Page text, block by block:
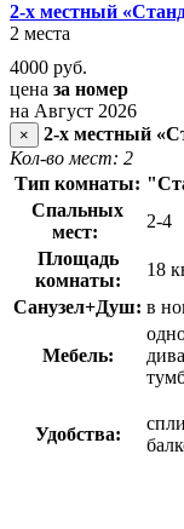
2-х местный
2 места
4000 руб.
цена за номер
на Август 2026
×
2-х местный
Кол-во мест: 2
Тип комнаты:
Спальных
мест:
2-4
Площадь
комнаты:
18
Санузел+Душ: в
Мебель:
Удобства: